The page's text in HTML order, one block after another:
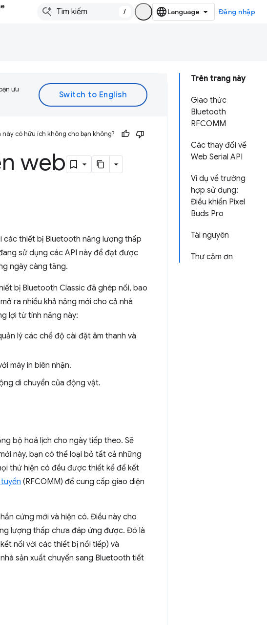
/ Đăng nhập
Trên trang này
Giao thức
Bluetooth
RFCOMM
Các thay đổi về
Web Serial API
Ví dụ về trường
hợp sử dụng:
Điều khiển Pixel
Buds Pro
Tài nguyên
Thư cảm ơn
ưu
này có hữu ích không cho bạn không?
web
thiết bị Bluetooth năng lượng thấp
sử dụng các API này để đạt được
ngày càng tăng.
bị Bluetooth Classic đã ghép nối, bao
ra nhiều khả năng mới cho cả nhà
lợi từ tính năng này:
lý các chế độ cài đặt âm thanh và
máy in biên nhận.
di chuyển của động vật.
bộ hoá lịch cho ngày tiếp theo. Sẽ
này, bạn có thể loại bỏ tất cả những
thứ hiện có đều được thiết kế để kết
(RFCOMM) để cung cấp giao diện
cứng mới và hiện có. Điều này cho
lượng thấp chưa đáp ứng được. Đó là
nối với các thiết bị nối tiếp) và
sản xuất chuyển sang Bluetooth tiết